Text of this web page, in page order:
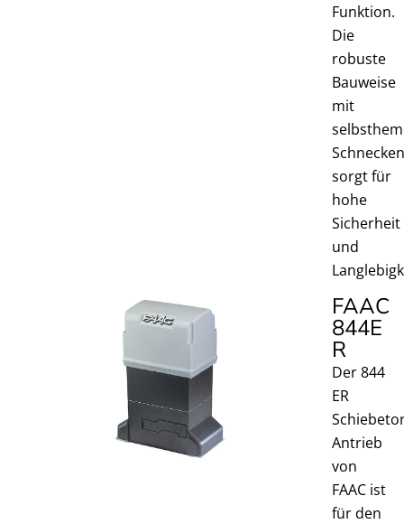
Funktion.
Die
robuste
Bauweise
mit
sorgt für
hohe
Sicherheit
und
FAAC
844E
R ​
Der 844
ER
Antrieb
von
FAAC ist
für den